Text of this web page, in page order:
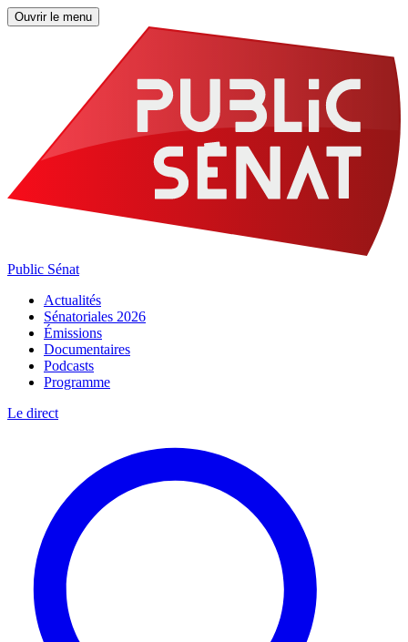
Ouvrir le menu
Public Sénat
Actualités
Sénatoriales 2026
Émissions
Documentaires
Podcasts
Programme
Le direct